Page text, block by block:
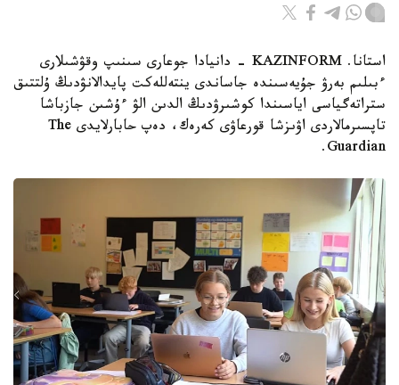
استانا. KAZINFORM - دانيادا جوعارى سىنىپ وقۋشىلارى
ءبىلىم بەرۋ جۇيەسىندە جاساندى ينتەللەكت پايدالانۋدىڭ ۇلتتىق
ستراتەگياسى اياسىندا كوشىرۋدىڭ الدىن الۋ ءۇشىن جازباشا
تاپسىرمالاردى اۋىزشا قورعاۋى كەرەك، دەپ حابارلايدى The
Guardian.